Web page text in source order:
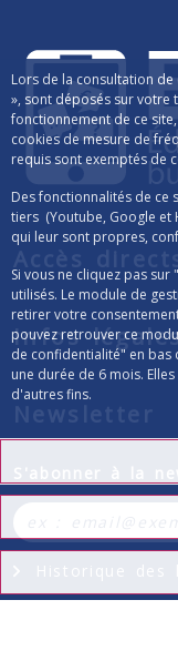
Lors de la consultation
», sont déposés sur votre
fonctionnement de ce
cookies de mesure de
requis sont exemptés de
Des fonctionnalités de ce
tiers (Youtube, Google et
qui leur sont propres,
Si vous ne cliquez pas
utilisés. Le module de
retirer votre
pouvez retrouver ce
de confidentialité" en bas
une durée de 6 mois.
d'autres fins.
Infos
Formulaire
S'abonner à la
Historique
Se